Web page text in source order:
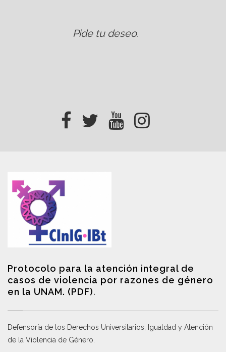
Pide tu deseo.
Protocolo para la atención integral de
casos de violencia por razones de género
en la UNAM. (PDF).
Defensoría de los Derechos Universitarios, Igualdad y Atención
de la Violencia de Género